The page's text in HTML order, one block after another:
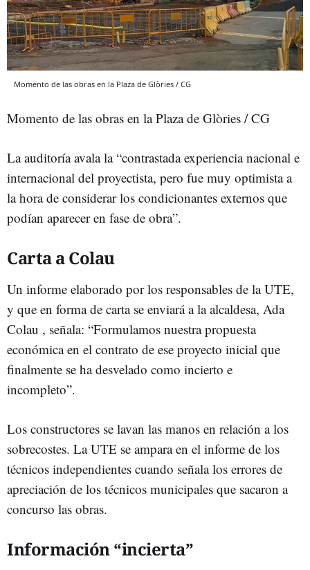
Momento de las obras en la Plaza de Glòries / CG
Momento de las obras en la Plaza de Glòries / CG
La auditoría avala la “contrastada experiencia nacional e
internacional del proyectista, pero fue muy optimista a
la hora de considerar los condicionantes externos que
podían aparecer en fase de obra”.
Carta a Colau
Un informe elaborado por los responsables de la UTE,
y que en forma de carta se enviará a la alcaldesa, Ada
Colau , señala: “Formulamos nuestra propuesta
económica en el contrato de ese proyecto inicial que
finalmente se ha desvelado como incierto e
incompleto”.
Los constructores se lavan las manos en relación a los
sobrecostes. La UTE se ampara en el informe de los
técnicos independientes cuando señala los errores de
apreciación de los técnicos municipales que sacaron a
concurso las obras.
Información “incierta”